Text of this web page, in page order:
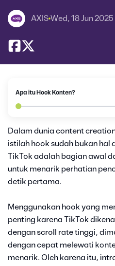
AXIS Wed, 18 Jun 2025
Apa itu Hook Konten?
Dalam dunia content
istilah hook sudah bukan hal
TikTok adalah bagian awal
untuk menarik perhatian
detik pertama.
Menggunakan hook yang
penting karena TikTok
dengan scroll rate tinggi,
dengan cepat melewati
menarik. Oleh karena itu,